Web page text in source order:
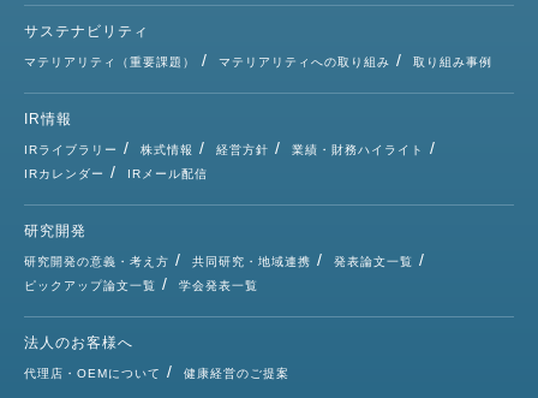
サステナビリティ
マテリアリティ（重要課題） マテリアリティへの取り組み 取り組み事例
IR情報
IRライブラリー 株式情報 経営方針
業績・財務ハイライト
IRカレンダー
IRメール配信
研究開発
研究開発の意義・考え方 共同研究・地域連携
発表論文一覧
ピックアップ論文一覧
学会発表一覧
法人のお客様へ
代理店・OEMについて 健康経営のご提案